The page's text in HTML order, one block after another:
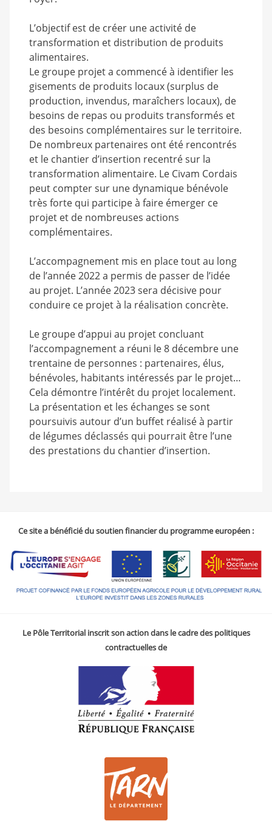
L’objectif est de créer une activité de
transformation et distribution de produits
alimentaires.
Le groupe projet a commencé à identifier les
gisements de produits locaux (surplus de
production, invendus, maraîchers locaux), de
besoins de repas ou produits transformés et
des besoins complémentaires sur le territoire.
De nombreux partenaires ont été rencontrés
et le chantier d’insertion recentré sur la
transformation alimentaire. Le Civam Cordais
peut compter sur une dynamique bénévole
très forte qui participe à faire émerger ce
projet et de nombreuses actions
complémentaires.
L’accompagnement mis en place tout au long
de l’année 2022 a permis de passer de l’idée
au projet. L’année 2023 sera décisive pour
conduire ce projet à la réalisation concrète.
Le groupe d’appui au projet concluant
l’accompagnement a réuni le 8 décembre une
trentaine de personnes : partenaires, élus,
bénévoles, habitants intéressés par le projet…
Cela démontre l’intérêt du projet localement.
La présentation et les échanges se sont
poursuivis autour d’un buffet réalisé à partir
de légumes déclassés qui pourrait être l’une
des prestations du chantier d’insertion.
Ce site a bénéficié du soutien financier du programme européen :
Le Pôle Territorial inscrit son action dans le cadre des politiques
contractuelles de